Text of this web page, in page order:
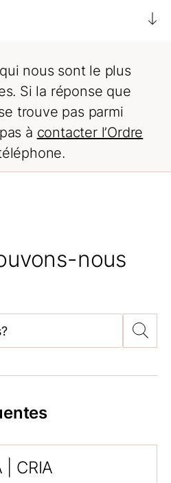
| CRIA
professionnelle
continue
nous sont le plus
Si la réponse que
trouve pas parmi
à contacter l’Ordre
nous
| CRIA